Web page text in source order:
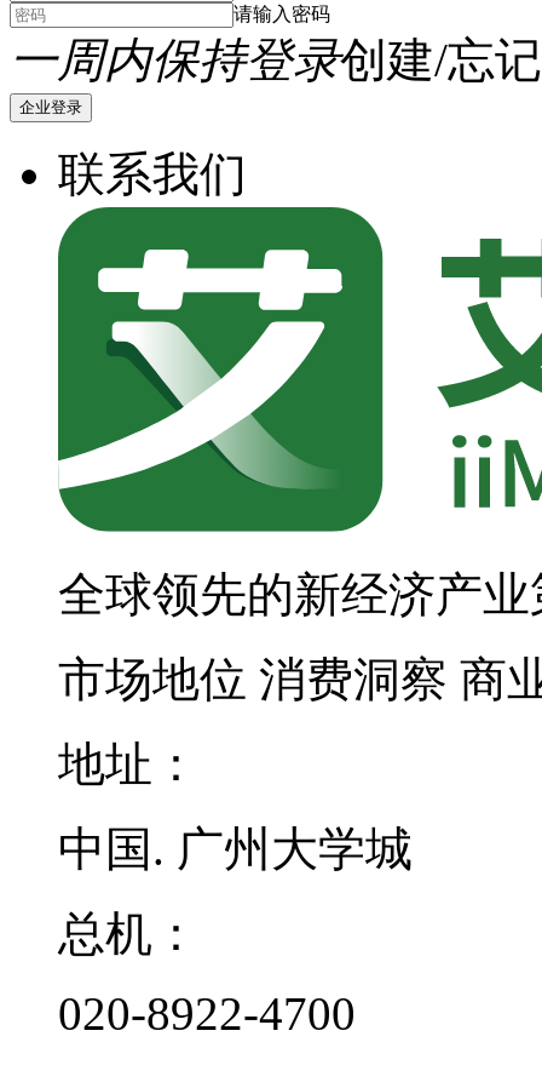
请输入密码
一周内保持登录创建/忘
企业登录
联系我们
全球领先的新经济产
市场地位 消费洞察 商
地址：
中国. 广州大学城
总机：
020-8922-4700